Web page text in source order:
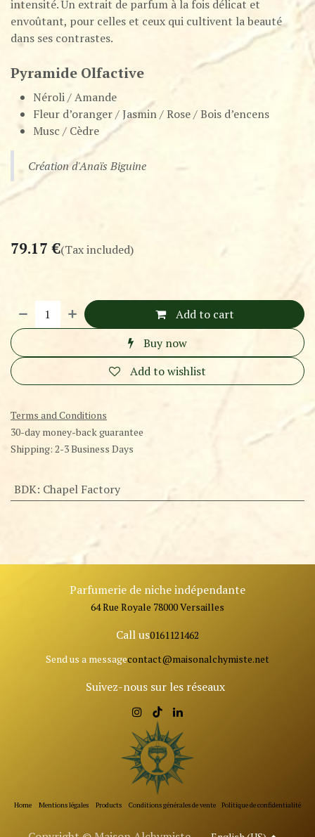
intensité. Un extrait de parfum à la fois délicat et
envoûtant, pour celles et ceux qui cultivent la beauté
dans ses contrastes.
Pyramide Olfactive
Néroli / Amande
Fleur d’oranger / Jasmin / Rose / Bois d’encens
Musc / Cèdre
Création d'Anaïs Biguine
79.17 €(Tax included)
Add to cart
Buy now
Add to wishlist
Terms and Conditions
30-day money-back guarantee
Shipping: 2-3 Business Days
BDK: Chapel Factory
Parfumerie de niche indépendante
64 Rue Royale 78000 Versailles
Call us0161121462
Send us a messagecontact@maisonalchymiste.net
Suivez-nous sur les réseaux
Home Mentions légales Products Conditions générales de vente Politique de confidentialité